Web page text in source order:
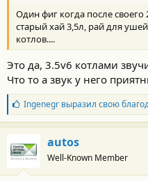
:
Один фиг когда после своего
старый хай 3,5л, рай для
котлов....
Это да, 3.5v6 котлами
Что то а звук у него
Б
л
а
о
д
а
Ingenegrвыразил свою
autos
Well-Known Member